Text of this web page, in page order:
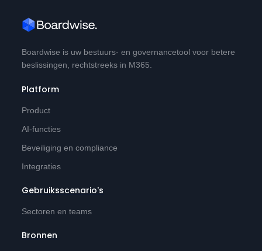
Boardwise is uw bestuurs- en governancetool voor betere
beslissingen, rechtstreeks in M365.
Platform
Product
AI-functies
Beveiliging en compliance
Integraties
Gebruiksscenario's
Sectoren en teams
Bronnen